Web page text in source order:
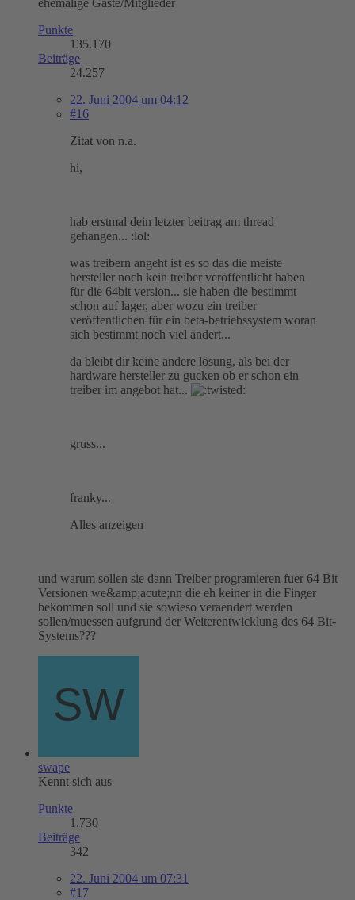
Punkte
135.170
Beiträge
24.257
22. Juni 2004 um 04:12
#16
Zitat von n.a.
hi,
hab erstmal dein letzter beitrag am thread
gehangen... :lol:
was treibern angeht ist es so das die meiste
hersteller noch kein treiber veröffentlicht haben
für die 64bit version... sie haben die bestimmt
schon auf lager, aber wozu ein treiber
veröffentlichen für ein beta-betriebssystem woran
sich bestimmt noch viel ändert...
da bleibt dir keine andere lösung, als bei der
hardware hersteller zu gucken ob er schon ein
treiber im angebot hat...
gruss...
franky...
Alles anzeigen
und warum sollen sie dann Treiber programieren fuer 64 Bit
Versionen we&amp;acute;nn die eh keiner in die Finger
bekommen soll und sie sowieso veraendert werden
sollen/muessen aufgrund der Weiterentwicklung des 64 Bit-
Systems???
swape
Kennt sich aus
Punkte
1.730
Beiträge
342
22. Juni 2004 um 07:31
#17